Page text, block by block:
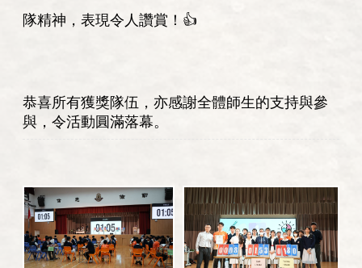
隊精神，表現令人讚賞！👍
恭喜所有獲獎隊伍，亦感謝全體師生的支持與參
與，令活動圓滿落幕。